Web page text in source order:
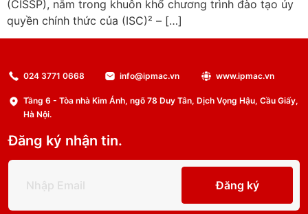
(CISSP), nằm trong khuôn khổ chương trình đào tạo ủy
quyền chính thức của (ISC)² – […]
024 3771 0668 info@ipmac.vn www.ipmac.vn
Tầng 6 - Tòa nhà Kim Ánh, ngõ 78 Duy Tân, Dịch Vọng Hậu, Cầu Giấy,
Hà Nội.
Đăng ký nhận tin.
Đăng ký